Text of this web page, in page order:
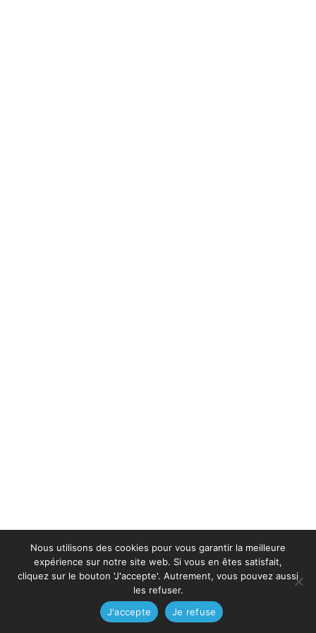
Nous utilisons des cookies pour vous garantir la meilleure
expérience sur notre site web. Si vous en êtes satisfait,
cliquez sur le bouton 'J'accepte'. Autrement, vous pouvez aussi
les refuser.
J'accepte
Je refuse